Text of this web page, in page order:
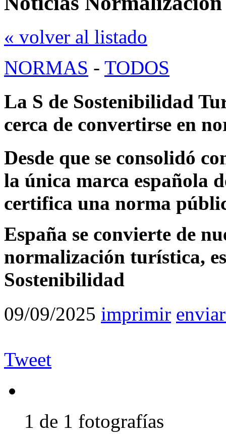
« volver al listado
NORMAS - TODOS
La S de Sostenibilidad
cerca de convertirse en
Desde que se consolidó
la única marca española
certifica una norma
España se convierte de
normalización turística,
Sostenibilidad
09/09/2025 imprimir
Tweet
1 de 1 fotografías